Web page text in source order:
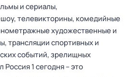
и сериалы,
телевикторины, комедийные
художественные и
трансляции спортивных и
событий, зрелищных
1 сегодня – это